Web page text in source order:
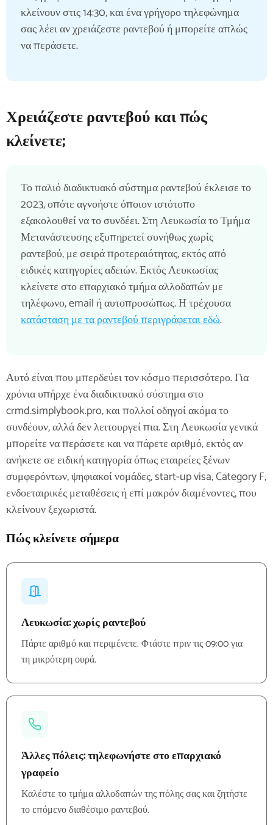
κλείνουν στις 14:30, και ένα γρήγορο τηλεφώνημα
σας λέει αν χρειάζεστε ραντεβού ή μπορείτε απλώς
να περάσετε.
Χρειάζεστε ραντεβού και πώς
κλείνετε;
Το παλιό διαδικτυακό σύστημα ραντεβού έκλεισε το
2023, οπότε αγνοήστε όποιον ιστότοπο
εξακολουθεί να το συνδέει. Στη Λευκωσία το Τμήμα
Μετανάστευσης εξυπηρετεί συνήθως χωρίς
ραντεβού, με σειρά προτεραιότητας, εκτός από
ειδικές κατηγορίες αδειών. Εκτός Λευκωσίας
κλείνετε στο επαρχιακό τμήμα αλλοδαπών με
τηλέφωνο, email ή αυτοπροσώπως. Η τρέχουσα
κατάσταση με τα ραντεβού περιγράφεται εδώ.
Αυτό είναι που μπερδεύει τον κόσμο περισσότερο. Για
χρόνια υπήρχε ένα διαδικτυακό σύστημα στο
crmd.simplybook.pro, και πολλοί οδηγοί ακόμα το
συνδέουν, αλλά δεν λειτουργεί πια. Στη Λευκωσία γενικά
μπορείτε να περάσετε και να πάρετε αριθμό, εκτός αν
ανήκετε σε ειδική κατηγορία όπως εταιρείες ξένων
συμφερόντων, ψηφιακοί νομάδες, start-up visa, Category F,
ενδοεταιρικές μεταθέσεις ή επί μακρόν διαμένοντες, που
κλείνουν ξεχωριστά.
Πώς κλείνετε σήμερα
Λευκωσία: χωρίς ραντεβού
Πάρτε αριθμό και περιμένετε. Φτάστε πριν τις 09:00 για
τη μικρότερη ουρά.
Άλλες πόλεις: τηλεφωνήστε στο επαρχιακό
γραφείο
Καλέστε το τμήμα αλλοδαπών της πόλης σας και ζητήστε
το επόμενο διαθέσιμο ραντεβού.